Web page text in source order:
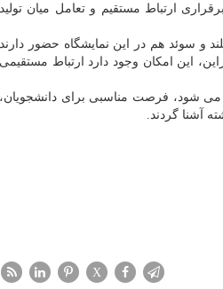
ارتباط مستقیم و تعامل میان تولید
و سوئد هم در این نمایشگاه حضور دارند
این امكان وجود دارد ارتباط مستقیمی
می شود، فرصت مناسبی برای دانشجویان،
آشنا گردند.
X